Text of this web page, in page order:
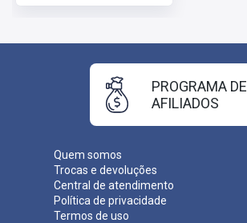
Quem somos
Trocas e devoluções
Central de atendimento
Política de privacidade
Termos de uso
PROGRAMA DE
AFILIADOS